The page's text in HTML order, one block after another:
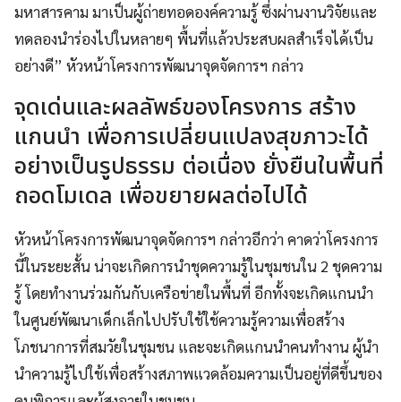
มหาสารคาม มาเป็นผู้ถ่ายทอดองค์ความรู้ ซึ่งผ่านงานวิจัยและ
ทดลองนำร่องไปในหลายๆ พื้นที่แล้วประสบผลสำเร็จได้เป็น
อย่างดี” หัวหน้าโครงการพัฒนาจุดจัดการฯ กล่าว
จุดเด่นและผลลัพธ์ของโครงการ สร้าง
แกนนำ เพื่อการเปลี่ยนแปลงสุขภาวะได้
อย่างเป็นรูปธรรม ต่อเนื่อง ยั่งยืนในพื้นที่
ถอดโมเดล เพื่อขยายผลต่อไปได้
หัวหน้าโครงการพัฒนาจุดจัดการฯ กล่าวอีกว่า คาดว่าโครงการ
นี้ในระยะสั้น น่าจะเกิดการนำชุดความรู้ในชุมชนใน 2 ชุดความ
รู้ โดยทำงานร่วมกันกับเครือข่ายในพื้นที่ อีกทั้งจะเกิดแกนนำ
ในศูนย์พัฒนาเด็กเล็กไปปรับใช้ใช้ความรู้ความเพื่อสร้าง
โภชนาการที่สมวัยในชุมชน และจะเกิดแกนนำคนทำงาน ผู้นำ
นำความรู้ไปใช้เพื่อสร้างสภาพแวดล้อมความเป็นอยู่ที่ดีขึ้นของ